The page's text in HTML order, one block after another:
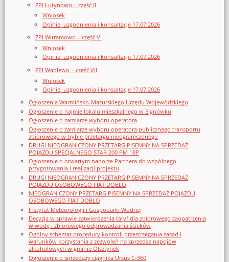
ZPI Łutynowo – część II
Wniosek
Opinie, uzgodnienia i konsultacje 17.07.2026
ZPI Witramowo – część VI
Wniosek
Opinie, uzgodnienia i konsultacje 17.07.2026
ZPI Waplewo – część VII
Wniosek
Opinie, uzgodnienia i konsultacje 17.07.2026
Ogłoszenia Warmińsko-Mazurskiego Urzędu Wojewódzkiego
Ogłoszenie o najmie lokalu mieszkalnego w Elgnówku
Ogłoszenie o zamiarze wyboru operatora
Ogłoszenie o zamiarze wyboru operatora publicznego transportu
zbiorowego w trybie przetargu nieograniczonego
DRUGI NIEOGRANICZONY PRZETARG PISEMNY NA SPRZEDAŻ
POJAZDU SPECJALNEGO STAR 200 PM 18P
Ogłoszenie o otwartym naborze Partnera do wspólnego
przygotowania i realizacji projektu
DRUGI NIEOGRANICZONY PRZETARG PISEMNY NA SPRZEDAŻ
POJAZDU OSOBOWEGO FIAT DOBLO
NIEOGRANICZONY PRZETARG PISEMNY NA SPRZEDAŻ POJAZDU
OSOBOWEGO FIAT DOBLO
Instytut Meteorologii i Gospodarki Wodnej
Decyzja w sprawie zatwierdzenia taryf dla zbiorowego zaopatrzenia
w wodę i zbiorowego odprowadzania ścieków
Ogólny schemat procedury kontroli przestrzegania zasad i
warunków korzystania z zezwoleń na sprzedaż napojów
alkoholowych w gminie Olsztynek
Ogłoszenie o sprzedaży ciągnika Ursus C-360